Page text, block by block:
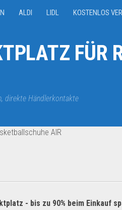
ALDI LIDL KOSTENLOS
FÜR
direkte Händlerkontakte
AIR
- bis zu 90% beim Einkauf